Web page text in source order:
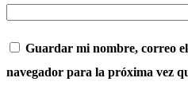
Guardar mi nombre, correo
navegador para la próxima vez